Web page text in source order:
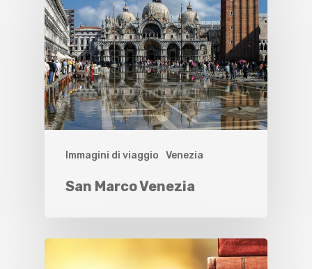
Immagini di viaggio Venezia
San Marco Venezia